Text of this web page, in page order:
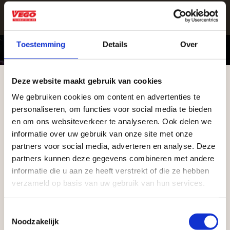
Toestemming Details Over
Deze website maakt gebruik van cookies
We gebruiken cookies om content en advertenties te
personaliseren, om functies voor social media te bieden
en om ons websiteverkeer te analyseren. Ook delen we
informatie over uw gebruik van onze site met onze
partners voor social media, adverteren en analyse. Deze
partners kunnen deze gegevens combineren met andere
informatie die u aan ze heeft verstrekt of die ze hebben
verzameld op basis van uw gebruik van hun services.
Noodzakelijk
Vrijblijvend advies?
Geen probleem, wij hebben alles voor uw
tuin en onze medewerkers adviseren je
graag!
NEEM CONTACT MET ONS OP
Aangepaste openingstijden tijdens de
vakantieperiode
Waardenburg en Vego Dordrecht hanteren tijdens
de vakantieperiode aangepaste openingstijden op
zaterdag. Bekijk de vestigingspagina voor de
actuele openingstijden.